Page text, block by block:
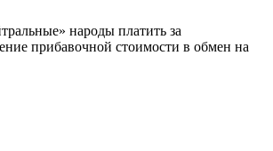
народы платить за
прибавочной стоимости в обмен на